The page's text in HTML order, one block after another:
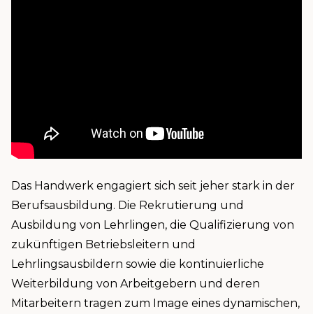
Das Handwerk engagiert sich seit jeher stark in der
Berufsausbildung. Die Rekrutierung und
Ausbildung von Lehrlingen, die Qualifizierung von
zukünftigen Betriebsleitern und
Lehrlingsausbildern sowie die kontinuierliche
Weiterbildung von Arbeitgebern und deren
Mitarbeitern tragen zum Image eines dynamischen,